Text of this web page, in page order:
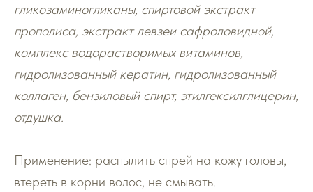
гликозаминогликаны, спиртовой экстракт
прополиса, экстракт левзеи сафроловидной,
комплекс водорастворимых витаминов,
гидролизованный кератин, гидролизованный
коллаген, бензиловый спирт, этилгексилглицерин,
отдушка.
Применение: распылить спрей на кожу головы,
втереть в корни волос, не смывать.